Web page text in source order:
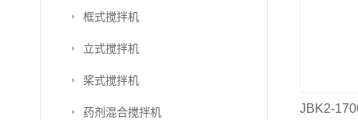
框式搅拌机
立式搅拌机
桨式搅拌机
药剂混合搅拌机